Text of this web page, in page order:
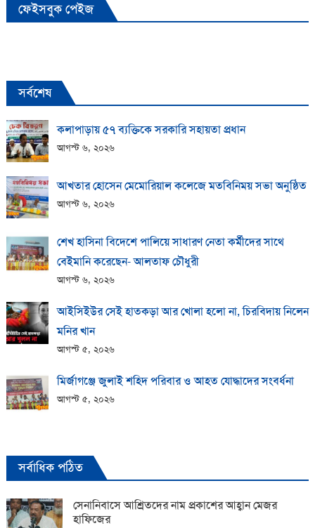
ফেইসবুক পেইজ
সর্বশেষ
কলাপাড়ায় ​৫৭ ব্যক্তিকে সরকারি সহায়তা প্রধান
আগস্ট ৬, ২০২৬
আখতার হোসেন মেমোরিয়াল কলেজে মতবিনিময় সভা অনুষ্ঠিত
আগস্ট ৬, ২০২৬
শেখ হাসিনা বিদেশে পালিয়ে সাধারণ নেতা কর্মীদের সাথে
বেইমানি করেছেন- আলতাফ চৌধুরী
আগস্ট ৬, ২০২৬
আইসিইউর সেই হাতকড়া আর খোলা হলো না, চিরবিদায় নিলেন
মনির খান
আগস্ট ৫, ২০২৬
মির্জাগঞ্জে জুলাই শহিদ পরিবার ও আহত যোদ্ধাদের সংবর্ধনা
আগস্ট ৫, ২০২৬
সর্বাধিক পঠিত
সেনানিবাসে আশ্রিতদের নাম প্রকাশের আহ্বান মেজর
হাফিজের